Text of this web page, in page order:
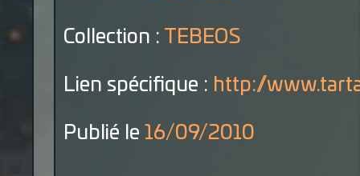
Collection : TEBEOS
Lien spécifique : http://
Publié le 16/09/2010